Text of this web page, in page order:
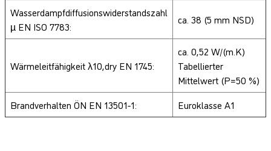
Wasserdampfdiffusionswiderstandszahl
µ EN ISO 7783:
ca. 38 (5 mm NSD)
Wärmeleitfähigkeit λ10,dry EN 1745:
ca. 0,52 W/(m.K)
Tabellierter
Mittelwert (P=50 %)
Brandverhalten ÖN EN 13501-1:
Euroklasse A1